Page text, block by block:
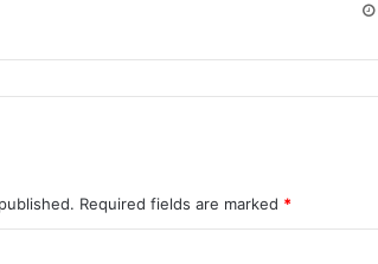
Required fields are marked *